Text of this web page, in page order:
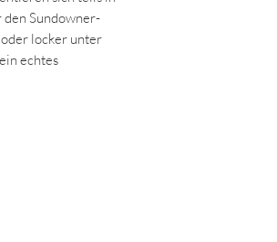
den Sundowner-
locker unter
echtes